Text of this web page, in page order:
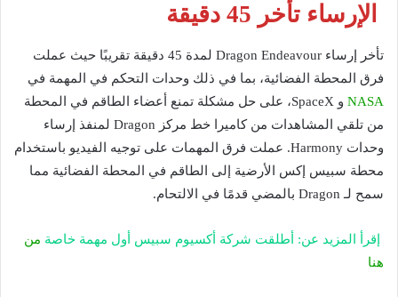
الإرساء تأخر 45 دقيقة
تأخر إرساء Dragon Endeavour لمدة 45 دقيقة تقريبًا حيث عملت
فرق المحطة الفضائية، بما في ذلك وحدات التحكم في المهمة في
NASA
و SpaceX، على حل مشكلة تمنع أعضاء الطاقم في المحطة
من تلقي المشاهدات من كاميرا خط مركز Dragon لمنفذ إرساء
وحدات Harmony. عملت فرق المهمات على توجيه الفيديو باستخدام
محطة سبيس إكس الأرضية إلى الطاقم في المحطة الفضائية مما
سمح لـ Dragon بالمضي قدمًا في الالتحام.
إقرأ المزيد عن: أطلقت شركة أكسيوم سبيس أول مهمة خاصة من
هنا